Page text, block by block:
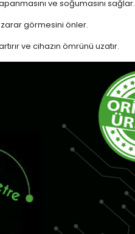
ve soğumasını sağlar.
görmesini önler.
ve cihazın ömrünü uzatır.